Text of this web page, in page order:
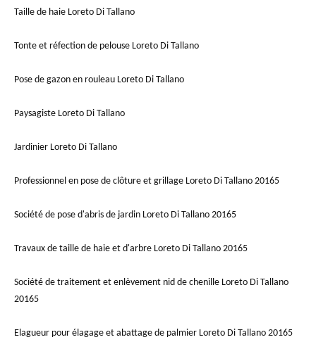
Taille de haie Loreto Di Tallano
Tonte et réfection de pelouse Loreto Di Tallano
Pose de gazon en rouleau Loreto Di Tallano
Paysagiste Loreto Di Tallano
Jardinier Loreto Di Tallano
Professionnel en pose de clôture et grillage Loreto Di Tallano 20165
Société de pose d'abris de jardin Loreto Di Tallano 20165
Travaux de taille de haie et d'arbre Loreto Di Tallano 20165
Société de traitement et enlèvement nid de chenille Loreto Di Tallano
20165
Elagueur pour élagage et abattage de palmier Loreto Di Tallano 20165